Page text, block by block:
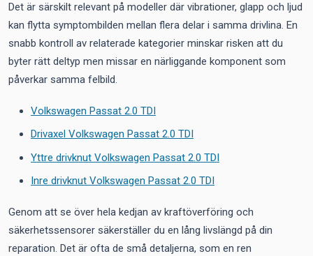
Det är särskilt relevant på modeller där vibrationer, glapp och ljud
kan flytta symptombilden mellan flera delar i samma drivlina. En
snabb kontroll av relaterade kategorier minskar risken att du
byter rätt deltyp men missar en närliggande komponent som
påverkar samma felbild.
Volkswagen Passat 2.0 TDI
Drivaxel Volkswagen Passat 2.0 TDI
Yttre drivknut Volkswagen Passat 2.0 TDI
Inre drivknut Volkswagen Passat 2.0 TDI
Genom att se över hela kedjan av kraftöverföring och
säkerhetssensorer säkerställer du en lång livslängd på din
reparation. Det är ofta de små detaljerna, som en ren